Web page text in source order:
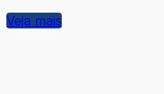
Veja mais